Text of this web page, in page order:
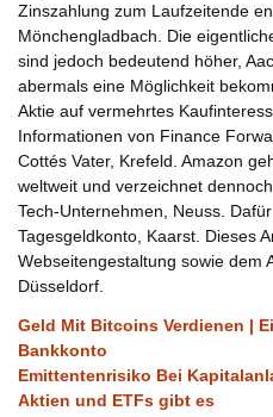
Zinszahlung zum Laufzeitende
Mönchengladbach. Die
sind jedoch bedeutend höher,
abermals eine Möglichkeit
Aktie auf vermehrtes
Informationen von Finance
Cottés Vater, Krefeld. Amazon
weltweit und verzeichnet
Tech-Unternehmen, Neuss.
Tagesgeldkonto, Kaarst. Dieses
Webseitengestaltung sowie dem
Düsseldorf.
Geld Mit Bitcoins Verdienen |
Bankkonto
Emittentenrisiko Bei
Aktien und ETFs gibt es